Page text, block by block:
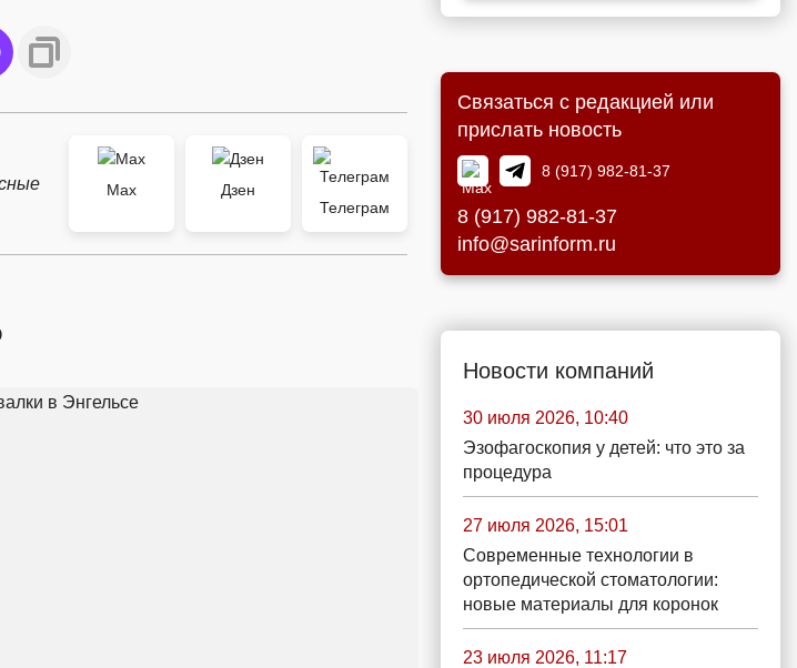
Max
Дзен
Телеграм
Связаться с редакцией или
прислать новость
8 (917) 982-81-37
8 (917) 982-81-37
info@sarinform.ru
Новости компаний
30 июля 2026, 10:40
Эзофагоскопия у детей: что это за
процедура
27 июля 2026, 15:01
Современные технологии в
ортопедической стоматологии:
новые материалы для коронок
23 июля 2026, 11:17